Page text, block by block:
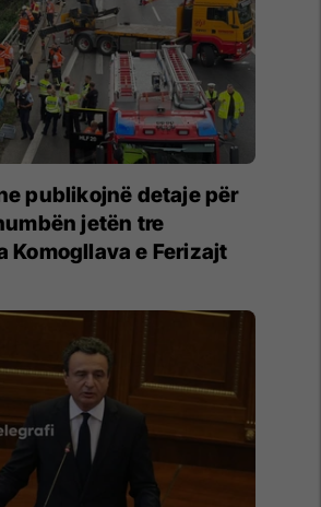
publikojnë detaje për
jetën tre
Komogllava e Ferizajt